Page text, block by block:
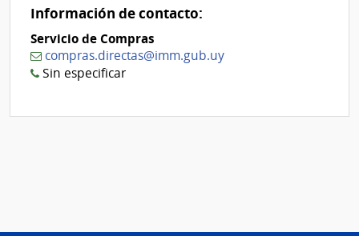
Información de contacto:
Servicio de Compras
compras.directas@imm.gub.uy
Sin especificar